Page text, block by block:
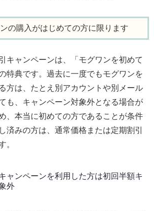
の購入がはじめての方に限ります
キャンペーンは、「モグワンを初めて
特典です。過去に一度でもモグワンを
方は、たとえ別アカウントや別メール
も、キャンペーン対象外となる場合が
、本当に初めての方であることが条件
済みの方は、通常価格または定期割引
。
ャンペーンを利用した方は初回半額キ
外